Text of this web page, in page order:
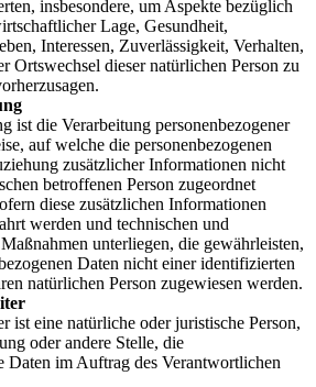
insbesondere, um Aspekte bezüglich
Lage, Gesundheit,
Interessen, Zuverlässigkeit, Verhalten,
Ortswechsel dieser natürlichen Person zu
ist die Verarbeitung personenbezogener
auf welche die personenbezogenen
zusätzlicher Informationen nicht
betroffenen Person zugeordnet
diese zusätzlichen Informationen
werden und technischen und
unterliegen, die gewährleisten,
Daten nicht einer identifizierten
natürlichen Person zugewiesen werden.
ist eine natürliche oder juristische Person,
oder andere Stelle, die
Daten im Auftrag des Verantwortlichen